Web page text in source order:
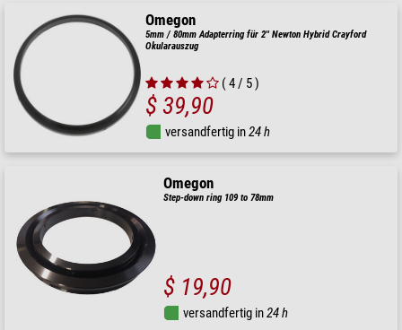
Omegon
5mm / 80mm Adapterring für 2'' Newton Hybrid Crayford
Okularauszug
( 4 / 5 )
$ 39,90
versandfertig in24 h
Omegon
Step-down ring 109 to 78mm
$ 19,90
versandfertig in24 h